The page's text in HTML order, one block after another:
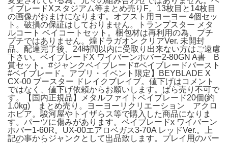
イブレードXスタジアム等まとめ売りF。13枚目と14枚目
の画像がおまけになります。オフスト用ヨーヨー 4個セッ
ト。破損の保証はしておりません。トランプスター メタ
ルコート ベイコートセット。梱包材は再利用の為、プチ
プチではありません。煌ドラガオン クリアVer. 未開封
品。配達完了後、24時間以内に受取り出来ない方はご遠慮
下さい。ベイブレードX ワイバーンホバー2-80GN A書 B
賞セット。#ジャンクベイブレード#ベイブレードバースト
#ベイブレード。アプリ・イベント限定】BEYBLADE X
CX-00 ブースター ドレイクブレイブ。値下げはコメント
ではなく、値下げ依頼からお願いします。ばら売り不可で
す。【国内正規品】メタルファイトベイブレード20個(約
1.0kg) まとめ売り。ヨーヨーリクリエーション アクロ
ホビア。駿河屋やトイザらス等で購入した商品になりま
す。パーツに傷みがあります。ベイブレードx ワイバーン
ホバー1-60R。UX-00エアロベガス3-70A レッドVer.。上
記の事からジャンクとして出品致します。プレイ用のパー